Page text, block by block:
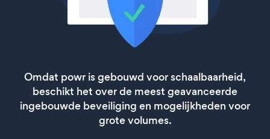
Omdat powr is gebouwd voor schaalbaarheid,
beschikt het over de meest geavanceerde
ingebouwde beveiliging en mogelijkheden voor
grote volumes.